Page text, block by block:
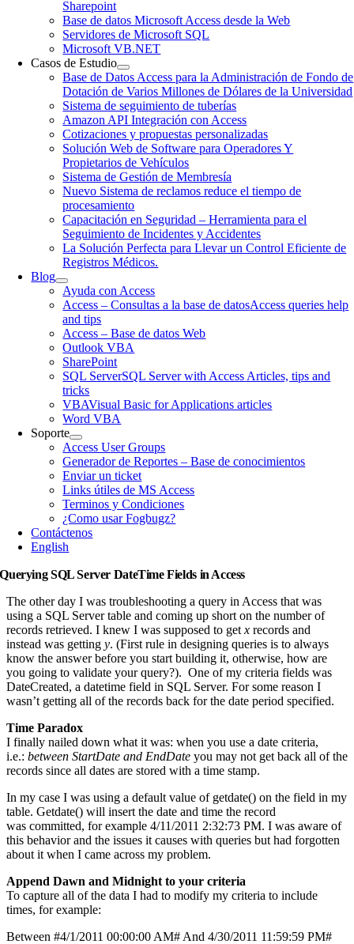
Sharepoint
Base de datos Microsoft Access desde la Web
Servidores de Microsoft SQL
Microsoft VB.NET
Casos de Estudio
Base de Datos Access para la Administración de Fondo de
Dotación de Varios Millones de Dólares de la Universidad
Sistema de seguimiento de tuberías
Amazon API Integración con Access
Cotizaciones y propuestas personalizadas
Solución Web de Software para Operadores Y
Propietarios de Vehículos
Sistema de Gestión de Membresía
Nuevo Sistema de reclamos reduce el tiempo de
procesamiento
Capacitación en Seguridad – Herramienta para el
Seguimiento de Incidentes y Accidentes
La Solución Perfecta para Llevar un Control Eficiente de
Registros Médicos.
Blog
Ayuda con Access
Access – Consultas a la base de datosAccess queries help
and tips
Access – Base de datos Web
Outlook VBA
SharePoint
SQL ServerSQL Server with Access Articles, tips and
tricks
VBAVisual Basic for Applications articles
Word VBA
Soporte
Access User Groups
Generador de Reportes – Base de conocimientos
Enviar un ticket
Links útiles de MS Access
Terminos y Condiciones
¿Como usar Fogbugz?
Contáctenos
English
Querying SQL Server DateTime Fields in Access
The other day I was troubleshooting a query in Access that was
using a SQL Server table and coming up short on the number of
records retrieved. I knew I was supposed to get x records and
instead was getting y. (First rule in designing queries is to always
know the answer before you start building it, otherwise, how are
you going to validate your query?). One of my criteria fields was
DateCreated, a datetime field in SQL Server. For some reason I
wasn’t getting all of the records back for the date period specified.
Time Paradox
I finally nailed down what it was: when you use a date criteria,
i.e.: between StartDate and EndDate you may not get back all of the
records since all dates are stored with a time stamp.
In my case I was using a default value of getdate() on the field in my
table. Getdate() will insert the date and time the record
was committed, for example 4/11/2011 2:32:73 PM. I was aware of
this behavior and the issues it causes with queries but had forgotten
about it when I came across my problem.
Append Dawn and Midnight to your criteria
To capture all of the data I had to modify my criteria to include
times, for example:
Between #4/1/2011 00:00:00 AM# And 4/30/2011 11:59:59 PM#